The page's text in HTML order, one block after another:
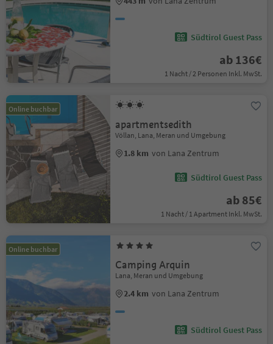
Südtirol Guest Pass
ab 136€
1 Nacht / 2 Personen Inkl. MwSt.
Online buchbar
apartmentsedith
Völlan, Lana, Meran und Umgebung
1.8 km von Lana Zentrum
Südtirol Guest Pass
ab 85€
1 Nacht / 1 Apartment Inkl. MwSt.
Online buchbar
Camping Arquin
Lana, Meran und Umgebung
2.4 km von Lana Zentrum
Südtirol Guest Pass